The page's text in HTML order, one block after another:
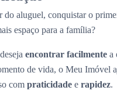
do aluguel, conquistar o
espaço para a família?
encontrar facilmente a
de vida, o Meu Imóvel
com praticidade e rapidez.